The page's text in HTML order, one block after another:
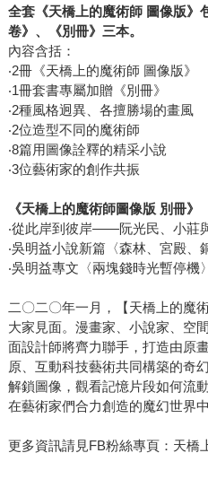
全套《天橋上的魔術師 圖像版》
卷》、《別冊》三本。
內容含括：
‧2冊《天橋上的魔術師 圖像版》
‧1冊套書專屬加贈《別冊》
‧2種風格迥異、各擅勝場的畫風
‧2位造型不同的魔術師
‧8篇用圖像詮釋的精采小說
‧3位藝術家的創作共振
《天橋上的魔術師圖像版 別冊》
‧從此岸到彼岸――阮光民、小莊
‧吳明益小說新篇〈森林、宮殿、
‧吳明益專文〈兩塊錢時光暫停機〉
二〇二〇年一月，【天橋上的魔
大家見面。漫畫家、小說家、空
面設計師將齊力聯手，打造由原
原、互動科技藝術共同構築的奇
解鎖圖像，觀看記憶片段如何流
在藝術家們合力創造的魔幻世界中
更多資訊請見FB粉絲專頁：天橋